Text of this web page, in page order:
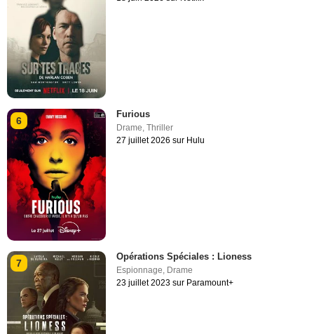
6
Furious
Drame,Thriller
27 juillet 2026 sur Hulu
7
Opérations Spéciales : Lioness
Espionnage, Drame
23 juillet 2023 sur Paramount+